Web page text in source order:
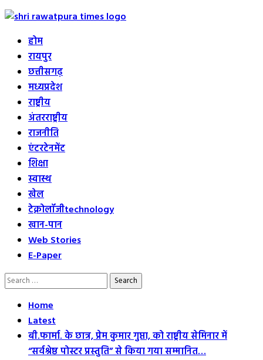
Primary
होम
रायपुर
छत्तीसगढ़
मध्यप्रदेश
राष्ट्रीय
अंतरराष्ट्रीय
राजनीति
एंटरटेनमेंट
शिक्षा
स्वास्थ
खेल
टेक्नोलॉजीtechnology
खान-पान
Web Stories
E-Paper
Search
Home
Latest
बी.फार्मा. के छात्र, प्रेम कुमार गुप्ता, को राष्ट्रीय सेमिनार में
“सर्वश्रेष्ठ पोस्टर प्रस्तुति” से किया गया सम्मानित…